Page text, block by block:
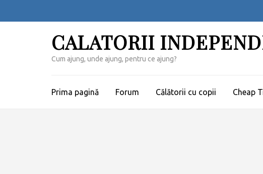
CALATORII
Cum ajung, unde ajung, pentru ce ajung?
Prima pagină Forum Călătorii cu copii Cheap